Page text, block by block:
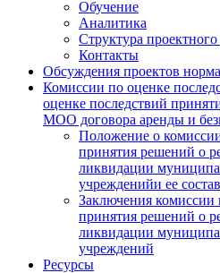
Обучение
Аналитика
Структура
Контакты
Обсуждения проектов
Комиссии по оценке
оценке последствий
МОО договора аренды и
Положение о
принятия решений о
ликвидации
учрежденийи ее состав
Заключения комиссии
принятия решений о
ликвидации
учреждений
Ресурсы